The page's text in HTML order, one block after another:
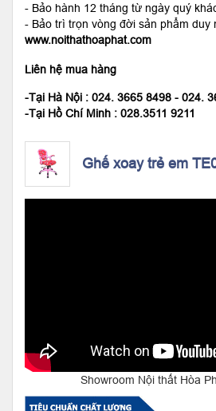
- Bảo hành 12 tháng từ ngày quý
- Bảo trì trọn vòng đời sản phẩm duy
www.noithathoaphat.com
Liên hệ mua hàng
-Tại Hà Nội : 024. 3665 8498 - 024.
-Tại Hồ Chí Minh : 028.3511 9211
Ghế xoay trẻ em
Showroom Nội thất Hòa